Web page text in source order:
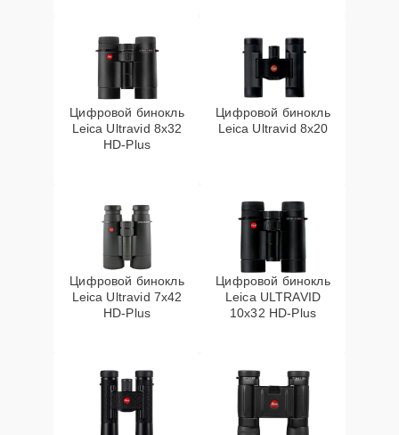
Цифровой бинокль
Leica Ultravid 8x32
HD-Plus
Цифровой бинокль
Leica Ultravid 8x20
Цифровой бинокль
Leica Ultravid 7x42
HD-Plus
Цифровой бинокль
Leica ULTRAVID
10x32 HD-Plus